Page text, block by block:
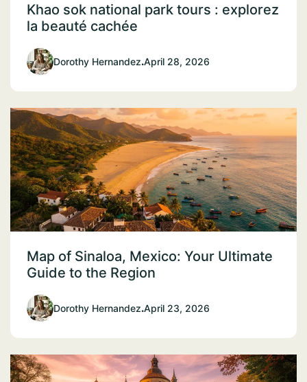
Khao sok national park tours : explorez
la beauté cachée
Dorothy Hernandez.April 28, 2026
Map of Sinaloa, Mexico: Your Ultimate
Guide to the Region
Dorothy Hernandez.April 23, 2026